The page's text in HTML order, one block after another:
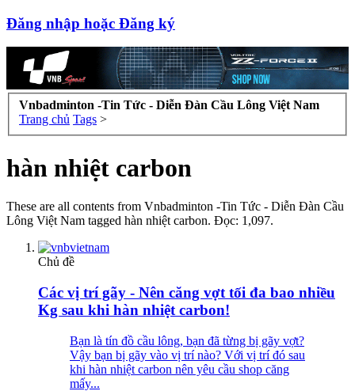
Đăng nhập hoặc Đăng ký
Vnbadminton -Tin Tức - Diễn Đàn Cầu Lông Việt Nam
Trang chủ Tags >
hàn nhiệt carbon
These are all contents from Vnbadminton -Tin Tức - Diễn Đàn Cầu
Lông Việt Nam tagged hàn nhiệt carbon. Đọc: 1,097.
Chủ đề
Các vị trí gãy - Nên căng vợt tối đa bao nhiều
Kg sau khi hàn nhiệt carbon!
Bạn là tín đồ cầu lông, bạn đã từng bị gãy vợt?
Vậy bạn bị gãy vào vị trí nào? Với vị trí đó sau
khi hàn nhiệt carbon nên yêu cầu shop căng
mấy...